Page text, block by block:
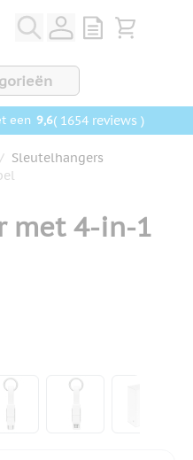
View quote,
Bekijk
een 9,6( 1654 reviews )
/ Sleutelhangers
met 4-in-1
image
View larger image
View larger